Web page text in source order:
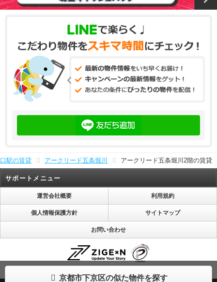
京都市下京区の似た物件を探す
駅の賃貸 アークリード五条堀川 アークリード五条堀川2階の賃貸
サポートメニュー
運営会社概要 利用規約
個人情報保護方針 サイトマップ
お問い合わせ